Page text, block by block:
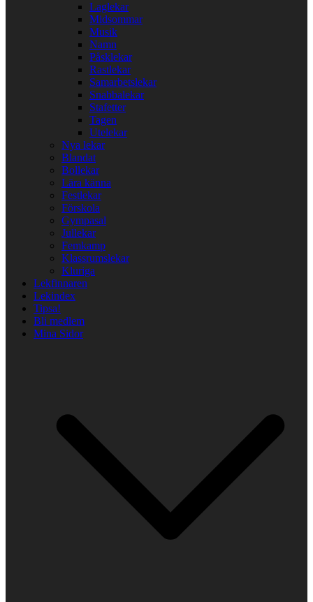
Laglekar
Midsommar
Musik
Namn
Påsklekar
Rastlekar
Samarbetslekar
Snabbalekar
Stafetter
Tagen
Utelekar
Nya lekar
Blandat
Bollekar
Lära känna
Festlekar
Förskola
Gympasal
Jullekar
Femkamp
Klassrumslekar
Kluriga
Lekfinnaren
Lekindex
Tipsa!
Bli medlem
Mina Sidor